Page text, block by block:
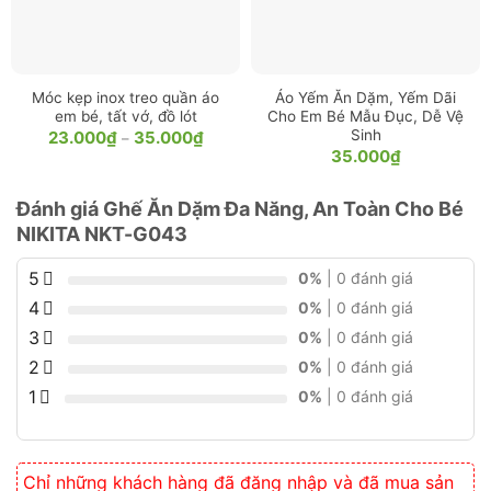
Giai đoạn ăn dặm (từ 6 tháng tuổi) là thời điểm
quan trọng để bé làm quen với thức ăn rắn và
phát triển kỹ năng tự lập. Tuy nhiên, nhiều bé
thường quấy khóc, không chịu ngồi yên hoặc làm
rơi vãi thức ăn, khiến việc cho ăn trở thành thử
gia dinh dưỡng, sử dụng ghế ăn dặm giúp:
: Giúp bé ngồi thẳng
lưng, hỗ trợ hệ tiêu hóa hoạt động tốt hơn.
Hình thành thói quen ăn uống: Bé hiểu rằng
Móc kẹp inox treo quần áo
em bé, tất vớ, đồ lót
23.000₫ – 35.000₫Khoảng
giá:
35.000₫
Áo Yếm Ăn Dặm, Yếm Dãi
Cho Em Bé Mẫu Đục, Dễ Vệ
Sinh
35.000₫
Đánh giá Ghế Ăn Dặm Đa Năng, An Toàn Cho Bé
NIKITA NKT-G043
5 0% | 0 đánh giá
4 0% | 0 đánh giá
3 0% | 0 đánh giá
2 0% | 0 đánh giá
1 0% | 0 đánh giá
Chỉ những khách hàng đã đăng nhập và đã mua sản